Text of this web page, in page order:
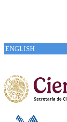
ENGLISH